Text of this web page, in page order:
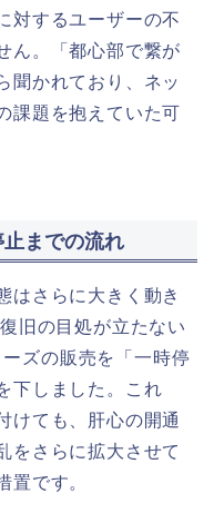
対するユーザーの不
ん。「都心部で繋が
聞かれており、ネッ
課題を抱えていた可
止までの流れ
はさらに大きく動き
旧の目処が立たない
ズの販売を「一時停
下しました。これ
けても、肝心の開通
をさらに拡大させて
置です。